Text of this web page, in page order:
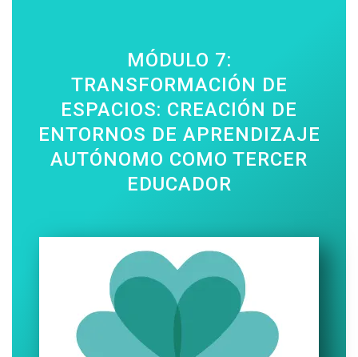
MÓDULO 7:
TRANSFORMACIÓN DE
ESPACIOS: CREACIÓN DE
ENTORNOS DE APRENDIZAJE
AUTÓNOMO COMO TERCER
EDUCADOR